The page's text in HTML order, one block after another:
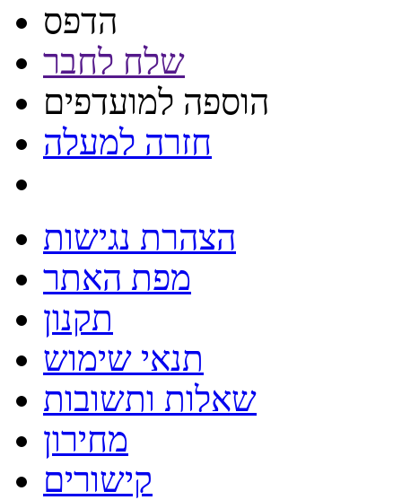
הדפס
שלח לחבר
הוספה למועדפים
חזרה למעלה
הצהרת נגישות
מפת האתר
תקנון
תנאי שימוש
שאלות ותשובות
מחירון
קישורים